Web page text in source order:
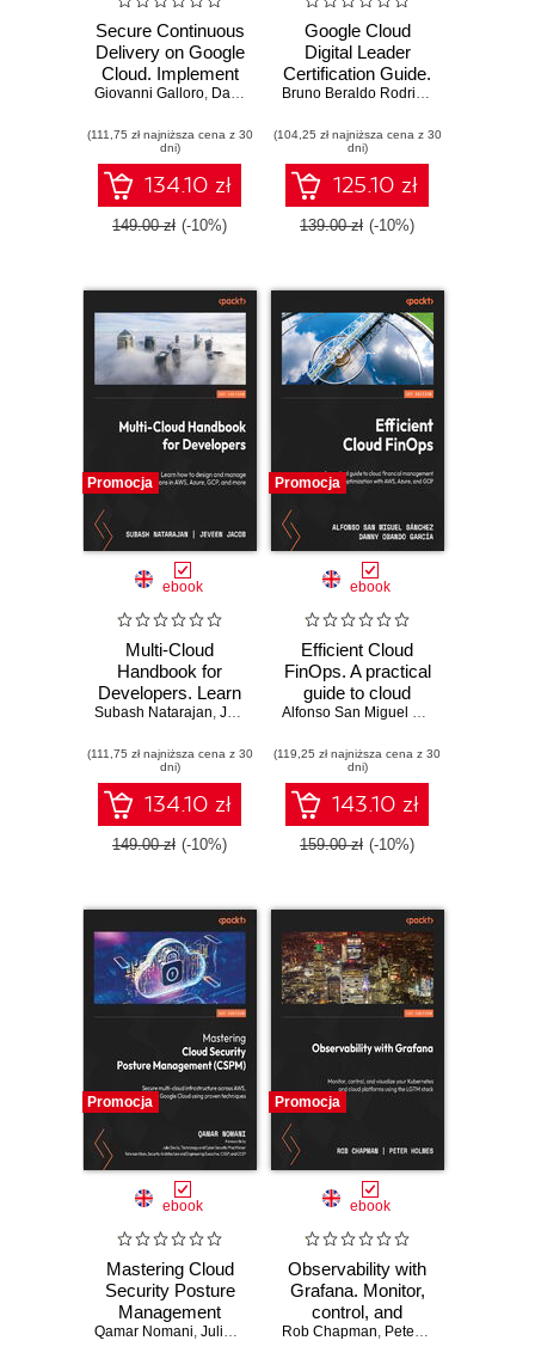
Secure Continuous
Delivery on Google
Cloud. Implement
an automated and
delivery pipeline on
Google Cloud
using native
services
Giovanni Galloro, David Dorbin ,Richard Seroter,Nathaniel Avery
(111,75 zł najniższa cena z 30
dni)
134.10 zł
149.00 zł (-10%)
Google Cloud
Digital Leader
Certification Guide.
A comprehensive
Google Cloud
concepts and
technologies
Bruno Beraldo Rodrigues
(104,25 zł najniższa cena z 30
dni)
125.10 zł
139.00 zł (-10%)
Promocja
ebook
Multi-Cloud
Handbook for
Developers. Learn
how to design and
native applications
in AWS, Azure,
GCP, and more
Subash Natarajan, Jeveen Jacob
(111,75 zł najniższa cena z 30
dni)
134.10 zł
149.00 zł (-10%)
Promocja
ebook
Efficient Cloud
FinOps. A practical
guide to cloud
financial
optimization with
AWS, Azure, and
GCP
Alfonso San Miguel Sánchez
(119,25 zł najniższa cena z 30
dni)
143.10 zł
159.00 zł (-10%)
Promocja
ebook
Mastering Cloud
Security Posture
Management
(CSPM). Secure
Qamar Nomani, Julie Davila Rehman Khan
Promocja
ebook
Observability with
Grafana. Monitor,
control, and
visualize your
Rob Chapman, Peter Holmes